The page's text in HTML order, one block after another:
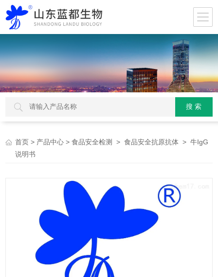
首页 > 产品中心 >食品安全检测 >食品安全抗原抗体 > 牛IgG
说明书